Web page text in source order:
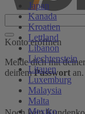
Japan
Kanada
Kroatien
Lettland
Libanon
Liechtenstein
Litauen
Luxemburg
Malaysia
Malta
Mexiko
Konto eröffnen
Melde dich mit
deinemPasswort an.